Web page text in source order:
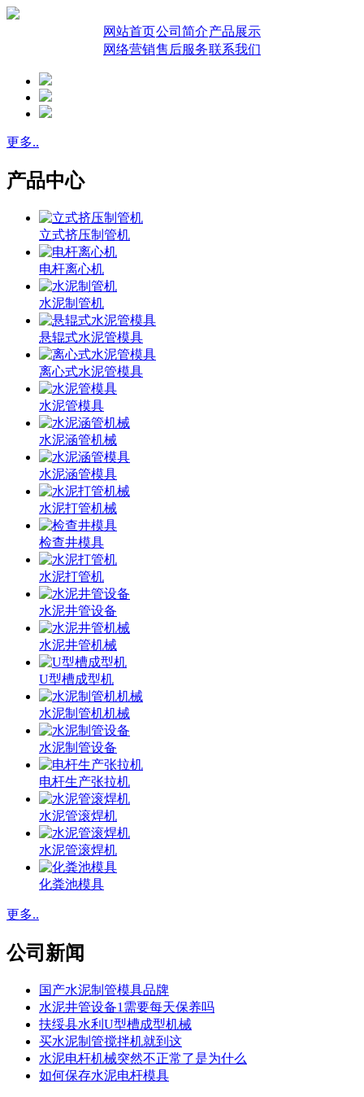
网站首页公司简介产品展示
网络营销售后服务联系我们
更多..
产品中心
立式挤压制管机
电杆离心机
水泥制管机
悬辊式水泥管模具
离心式水泥管模具
水泥管模具
水泥涵管机械
水泥涵管模具
水泥打管机械
检查井模具
水泥打管机
水泥井管设备
水泥井管机械
U型槽成型机
水泥制管机机械
水泥制管设备
电杆生产张拉机
水泥管滚焊机
水泥管滚焊机
化粪池模具
更多..
公司新闻
国产水泥制管模具品牌
水泥井管设备1需要每天保养吗
扶绥县水利U型槽成型机械
买水泥制管搅拌机就到这
水泥电杆机械突然不正常了是为什么
如何保存水泥电杆模具